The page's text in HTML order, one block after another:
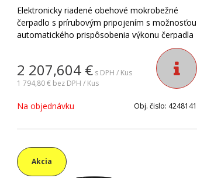
Elektronicky riadené obehové mokrobežné
čerpadlo s prírubovým pripojením s možnosťou
automatického prispôsobenia výkonu čerpadla
skutočným požiadavkám zariadenia. Vhodné
pre všetky typy vykurovacích a klimatizačných
systémov vo väčších objektoch.
2 207,604 € s DPH / Kus
1 794,80 € bez DPH / Kus
Na objednávku Obj. čislo: 4248141
Akcia